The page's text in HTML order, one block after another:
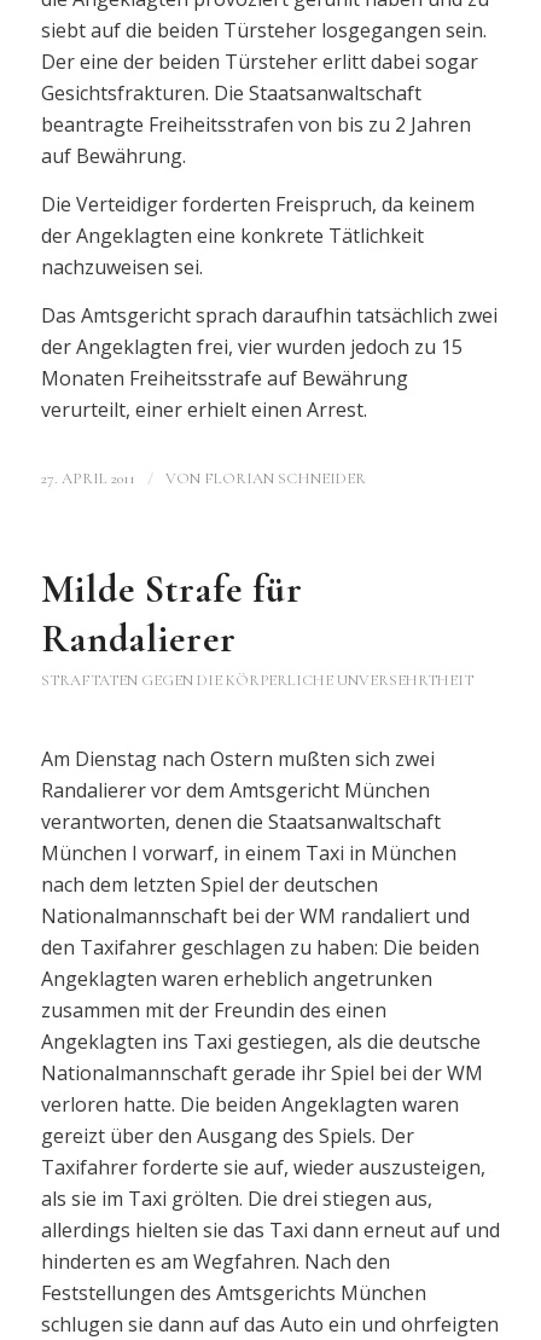
siebt auf die beiden Türsteher losgegangen sein.
Der eine der beiden Türsteher erlitt dabei sogar
Gesichtsfrakturen. Die Staatsanwaltschaft
beantragte Freiheitsstrafen von bis zu 2 Jahren
auf Bewährung.
Die Verteidiger forderten Freispruch, da keinem
der Angeklagten eine konkrete Tätlichkeit
nachzuweisen sei.
Das Amtsgericht sprach daraufhin tatsächlich zwei
der Angeklagten frei, vier wurden jedoch zu 15
Monaten Freiheitsstrafe auf Bewährung
verurteilt, einer erhielt einen Arrest.
27. APRIL 2011 / VON FLORIAN SCHNEIDER
Milde Strafe für
Randalierer
STRAFTATEN GEGEN DIE KÖRPERLICHE UNVERSEHRTHEIT
Am Dienstag nach Ostern mußten sich zwei
Randalierer vor dem Amtsgericht München
verantworten, denen die Staatsanwaltschaft
München I vorwarf, in einem Taxi in München
nach dem letzten Spiel der deutschen
Nationalmannschaft bei der WM randaliert und
den Taxifahrer geschlagen zu haben: Die beiden
Angeklagten waren erheblich angetrunken
zusammen mit der Freundin des einen
Angeklagten ins Taxi gestiegen, als die deutsche
Nationalmannschaft gerade ihr Spiel bei der WM
verloren hatte. Die beiden Angeklagten waren
gereizt über den Ausgang des Spiels. Der
Taxifahrer forderte sie auf, wieder auszusteigen,
als sie im Taxi grölten. Die drei stiegen aus,
allerdings hielten sie das Taxi dann erneut auf und
hinderten es am Wegfahren. Nach den
Feststellungen des Amtsgerichts München
schlugen sie dann auf das Auto ein und ohrfeigten